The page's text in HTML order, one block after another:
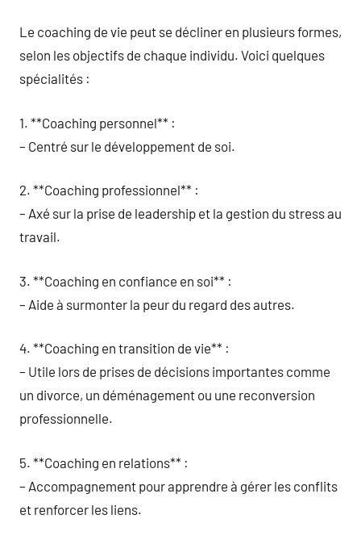
Le coaching de vie peut se décliner en plusieurs formes,
selon les objectifs de chaque individu. Voici quelques
spécialités :
1. **Coaching personnel** :
– Centré sur le développement de soi.
2. **Coaching professionnel** :
– Axé sur la prise de leadership et la gestion du stress au
travail.
3. **Coaching en confiance en soi** :
– Aide à surmonter la peur du regard des autres.
4. **Coaching en transition de vie** :
– Utile lors de prises de décisions importantes comme
un divorce, un déménagement ou une reconversion
professionnelle.
5. **Coaching en relations** :
– Accompagnement pour apprendre à gérer les conflits
et renforcer les liens.